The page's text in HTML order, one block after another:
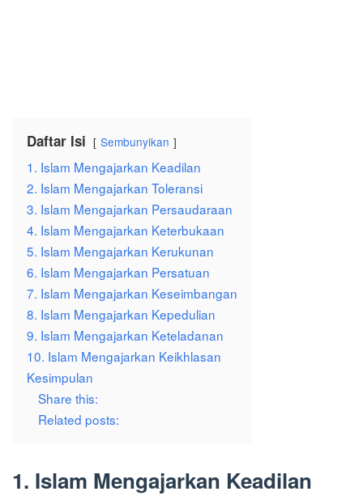
Daftar Isi Sembunyikan
1. Islam Mengajarkan Keadilan
2. Islam Mengajarkan Toleransi
3. Islam Mengajarkan Persaudaraan
4. Islam Mengajarkan Keterbukaan
5. Islam Mengajarkan Kerukunan
6. Islam Mengajarkan Persatuan
7. Islam Mengajarkan Keseimbangan
8. Islam Mengajarkan Kepedulian
9. Islam Mengajarkan Keteladanan
10. Islam Mengajarkan Keikhlasan
Kesimpulan
Share this:
Related posts:
1. Islam Mengajarkan Keadilan